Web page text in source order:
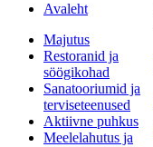
Avaleht
Majutus
Restoranid ja
söögikohad
Sanatooriumid ja
terviseteenused
Aktiivne puhkus
Meelelahutus ja